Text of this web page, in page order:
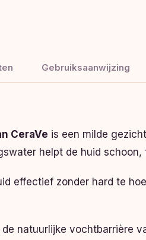
Gebruiksaanwijzing
CeraVe is een milde
helpt de huid
effectief zonder hard te
natuurlijke vochtbarrière